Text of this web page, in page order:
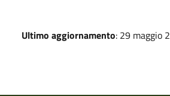
Ultimo aggiornamento: 29 maggio